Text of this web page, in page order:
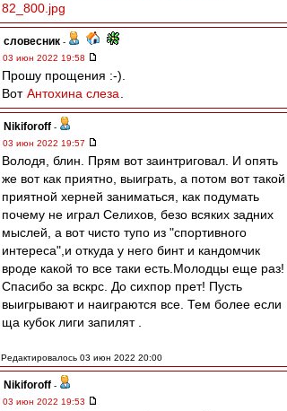
82_800.jpg
словесник -
03 июн 2022 19:58
Прошу прощения :-).
Вот Антохина слеза
Nikiforoff -
03 июн 2022 19:57
Володя, блин. Прям вот заинтриговал. И опять
же вот как приятно, выиграть, а потом вот такой
приятной херней заниматься, как подумать
почему не играл Селихов, безо всяких задних
мыслей, а вот чисто тупо из "спортивного
интереса",и откуда у него бинт и кандомчик
вроде какой то все таки есть.Молодцы еще раз!
Спасибо за вскрс. До сихпор прет! Пусть
выигрывают и наиграются все. Тем более если
ща кубок лиги запилят .
Редактировалось 03 июн 2022 20:00
Nikiforoff -
03 июн 2022 19:53